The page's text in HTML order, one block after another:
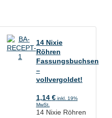
14 Nixie
Röhren
Fassungsbuchsen
–
vollvergoldet!
1,14 € inkl. 19%
MwSt.
14 Nixie Röhren